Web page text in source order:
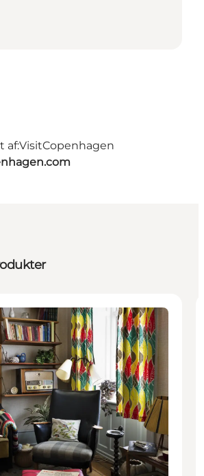
af:VisitCopenhagen